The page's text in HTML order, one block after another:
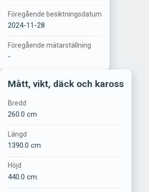
Föregående besiktningsdatum
2024-11-28
Föregående mätarställning
-
Mått, vikt, däck och kaross
Bredd
260.0 cm
Längd
1390.0 cm
Höjd
440.0 cm